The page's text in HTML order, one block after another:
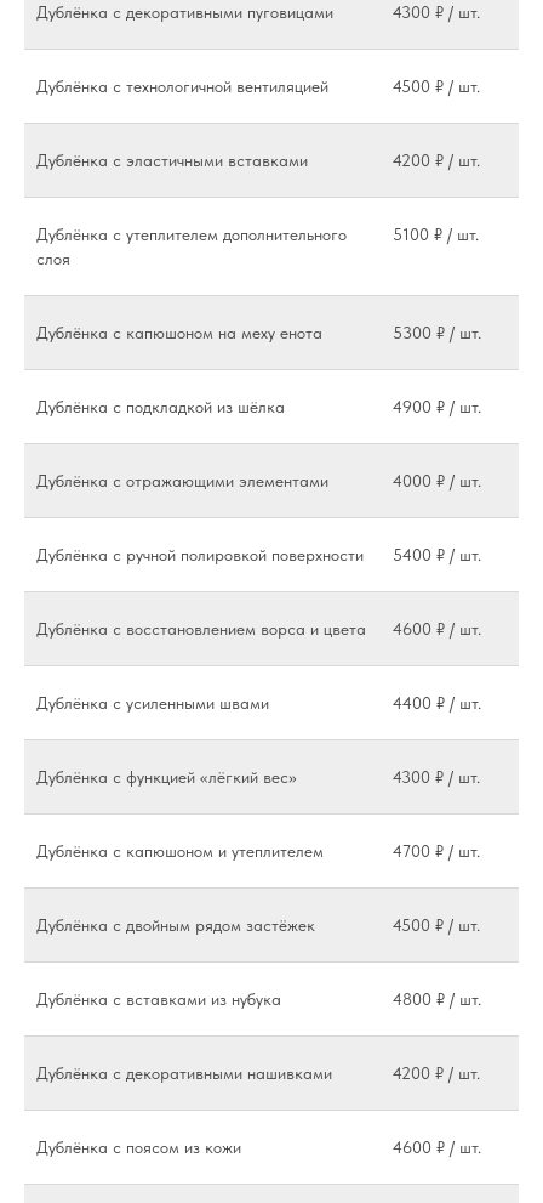
Дублёнка с декоративными пуговицами 4300 ₽ / шт.
Дублёнка с технологичной вентиляцией 4500 ₽ / шт.
Дублёнка с эластичными вставками 4200 ₽ / шт.
Дублёнка с утеплителем дополнительного
слоя
5100 ₽ / шт.
Дублёнка с капюшоном на меху енота 5300 ₽ / шт.
Дублёнка с подкладкой из шёлка 4900 ₽ / шт.
Дублёнка с отражающими элементами 4000 ₽ / шт.
Дублёнка с ручной полировкой поверхности 5400 ₽ / шт.
Дублёнка с восстановлением ворса и цвета 4600 ₽ / шт.
Дублёнка с усиленными швами 4400 ₽ / шт.
Дублёнка с функцией «лёгкий вес» 4300 ₽ / шт.
Дублёнка с капюшоном и утеплителем 4700 ₽ / шт.
Дублёнка с двойным рядом застёжек 4500 ₽ / шт.
Дублёнка с вставками из нубука 4800 ₽ / шт.
Дублёнка с декоративными нашивками 4200 ₽ / шт.
Дублёнка с поясом из кожи 4600 ₽ / шт.